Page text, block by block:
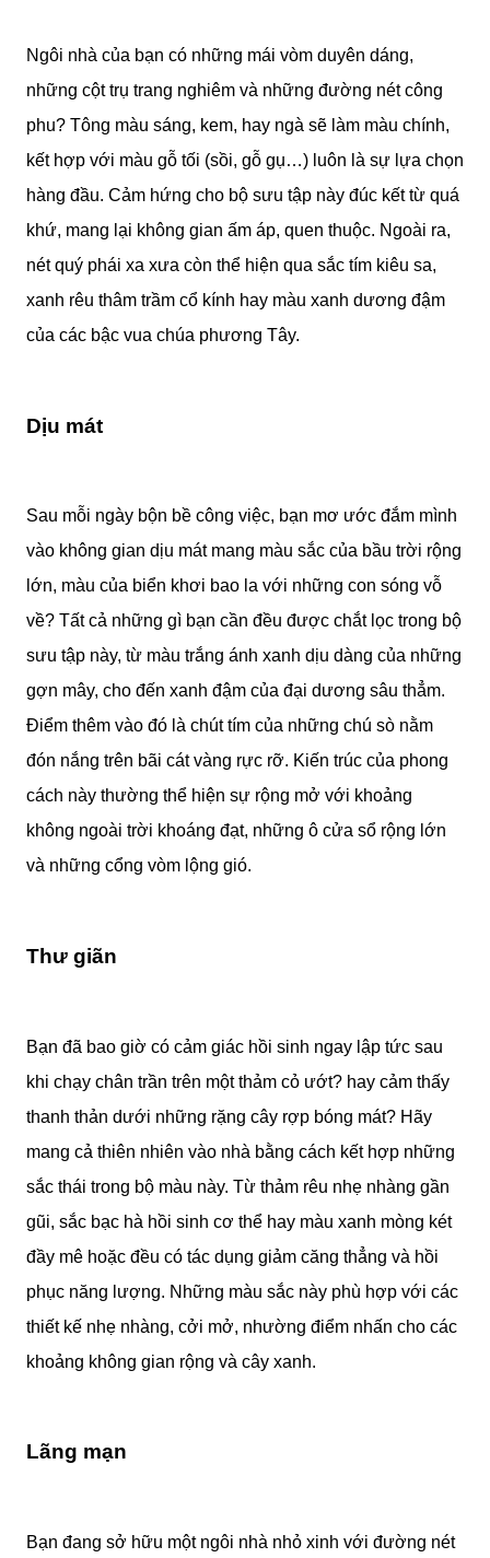
Ngôi nhà của bạn có những mái vòm duyên dáng,
những cột trụ trang nghiêm và những đường nét công
phu? Tông màu sáng, kem, hay ngà sẽ làm màu chính,
kết hợp với màu gỗ tối (sồi, gỗ gụ…) luôn là sự lựa chọn
hàng đầu. Cảm hứng cho bộ sưu tập này đúc kết từ quá
khứ, mang lại không gian ấm áp, quen thuộc. Ngoài ra,
nét quý phái xa xưa còn thể hiện qua sắc tím kiêu sa,
xanh rêu thâm trầm cổ kính hay màu xanh dương đậm
của các bậc vua chúa phương Tây.
Dịu mát
Sau mỗi ngày bộn bề công việc, bạn mơ ước đắm mình
vào không gian dịu mát mang màu sắc của bầu trời rộng
lớn, màu của biển khơi bao la với những con sóng vỗ
về? Tất cả những gì bạn cần đều được chắt lọc trong bộ
sưu tập này, từ màu trắng ánh xanh dịu dàng của những
gợn mây, cho đến xanh đậm của đại dương sâu thẳm.
Điểm thêm vào đó là chút tím của những chú sò nằm
đón nắng trên bãi cát vàng rực rỡ. Kiến trúc của phong
cách này thường thể hiện sự rộng mở với khoảng
không ngoài trời khoáng đạt, những ô cửa sổ rộng lớn
và những cổng vòm lộng gió.
Thư giãn
Bạn đã bao giờ có cảm giác hồi sinh ngay lập tức sau
khi chạy chân trần trên một thảm cỏ ướt? hay cảm thấy
thanh thản dưới những rặng cây rợp bóng mát? Hãy
mang cả thiên nhiên vào nhà bằng cách kết hợp những
sắc thái trong bộ màu này. Từ thảm rêu nhẹ nhàng gần
gũi, sắc bạc hà hồi sinh cơ thể hay màu xanh mòng két
đầy mê hoặc đều có tác dụng giảm căng thẳng và hồi
phục năng lượng. Những màu sắc này phù hợp với các
thiết kế nhẹ nhàng, cởi mở, nhường điểm nhấn cho các
khoảng không gian rộng và cây xanh.
Lãng mạn
Bạn đang sở hữu một ngôi nhà nhỏ xinh với đường nét